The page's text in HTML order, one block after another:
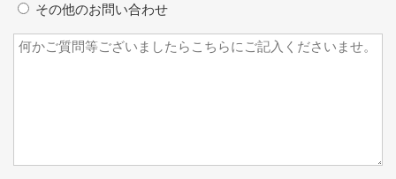
その他のお問い合わせ